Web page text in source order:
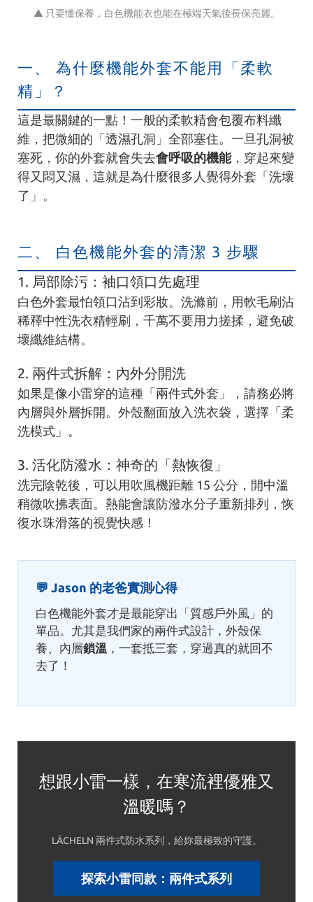
▲ 只要懂保養，白色機能衣也能在極端天氣後長保亮麗。
一、 為什麼機能外套不能用「柔軟
精」？
這是最關鍵的一點！一般的柔軟精會包覆布料纖
維，把微細的「透濕孔洞」全部塞住。一旦孔洞被
塞死，你的外套就會失去會呼吸的機能，穿起來變
得又悶又濕，這就是為什麼很多人覺得外套「洗壞
了」。
二、 白色機能外套的清潔 3 步驟
1. 局部除污：袖口領口先處理
白色外套最怕領口沾到彩妝。洗滌前，用軟毛刷沾
稀釋中性洗衣精輕刷，千萬不要用力搓揉，避免破
壞纖維結構。
2. 兩件式拆解：內外分開洗
如果是像小雷穿的這種「兩件式外套」，請務必將
內層與外層拆開。外殼翻面放入洗衣袋，選擇「柔
洗模式」。
3. 活化防潑水：神奇的「熱恢復」
洗完陰乾後，可以用吹風機距離 15 公分，開中溫
稍微吹拂表面。熱能會讓防潑水分子重新排列，恢
復水珠滑落的視覺快感！
💬 Jason 的老爸實測心得
白色機能外套才是最能穿出「質感戶外風」的
單品。尤其是我們家的兩件式設計，外殼保
養、內層鎖溫 ，一套抵三套，穿過真的就回不
去了！
想跟小雷一樣，在寒流裡優雅又
溫暖嗎？
LÄCHELN 兩件式防水系列，給妳最極致的守護。
探索小雷同款：兩件式系列